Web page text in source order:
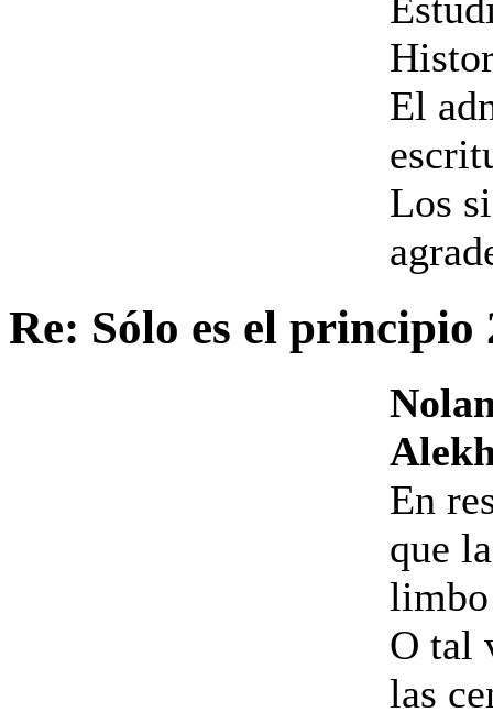
El
Los
Re: Sólo es el principio
En
que
O tal
las